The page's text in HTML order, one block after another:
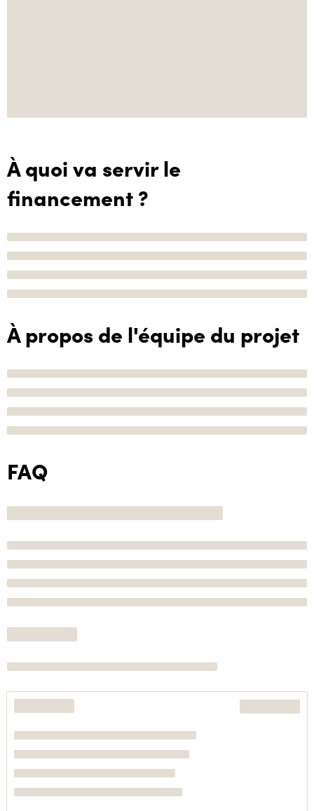
À quoi va servir le
financement ?
À propos de l'équipe du projet
FAQ